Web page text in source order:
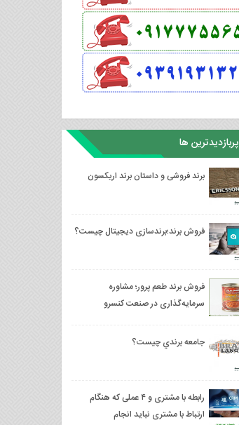
پربازدیدترین ها
برند فروشی و داستان برند اریکسون
فروش برند؛برندسازی دیجیتال چیست؟
فروش برند طعم پرور؛ مشاوره
سرمایه‌گذاری در صنعت کنسرو
جامعه برندي چیست؟
رابطه با مشتری و ۴ عملی که هنگام
ارتباط با مشتری نباید انجام